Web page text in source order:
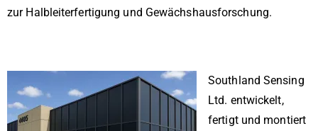
zur Halbleiterfertigung und Gewächshausforschung.
Southland Sensing
Ltd. entwickelt,
fertigt und montiert